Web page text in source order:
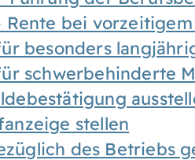
Rente bei
besonders
schwerbehinderte
stellen
des Betriebs